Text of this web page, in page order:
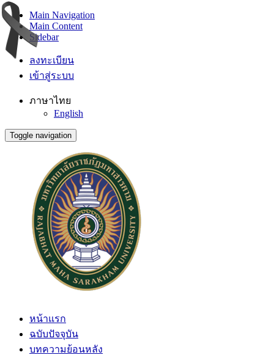
Main Navigation
Main Content
Sidebar
ลงทะเบียน
เข้าสู่ระบบ
ภาษาไทย
English
Toggle navigation
หน้าแรก
ฉบับปัจจุบัน
บทความย้อนหลัง